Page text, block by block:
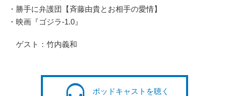
・勝手に弁護団【斉藤由貴とお相手の愛情】
・映画『ゴジラ-1.0』
ゲスト：竹内義和
ポッドキャストを聴く